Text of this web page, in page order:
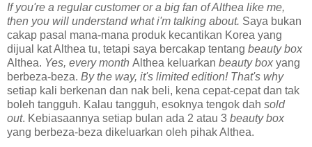
If you're a regular customer or a big fan of Althea like me,
then you will understand what i'm talking about. Saya bukan
cakap pasal mana-mana produk kecantikan Korea yang
dijual kat Althea tu, tetapi saya bercakap tentang beauty box
Althea. Yes, every month Althea keluarkan beauty box yang
berbeza-beza. By the way, it's limited edition! That's why
setiap kali berkenan dan nak beli, kena cepat-cepat dan tak
boleh tangguh. Kalau tangguh, esoknya tengok dah sold
out. Kebiasaannya setiap bulan ada 2 atau 3 beauty box
yang berbeza-beza dikeluarkan oleh pihak Althea.